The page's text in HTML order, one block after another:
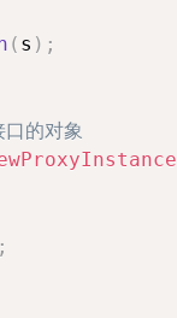
( s ) ;
的对象
;